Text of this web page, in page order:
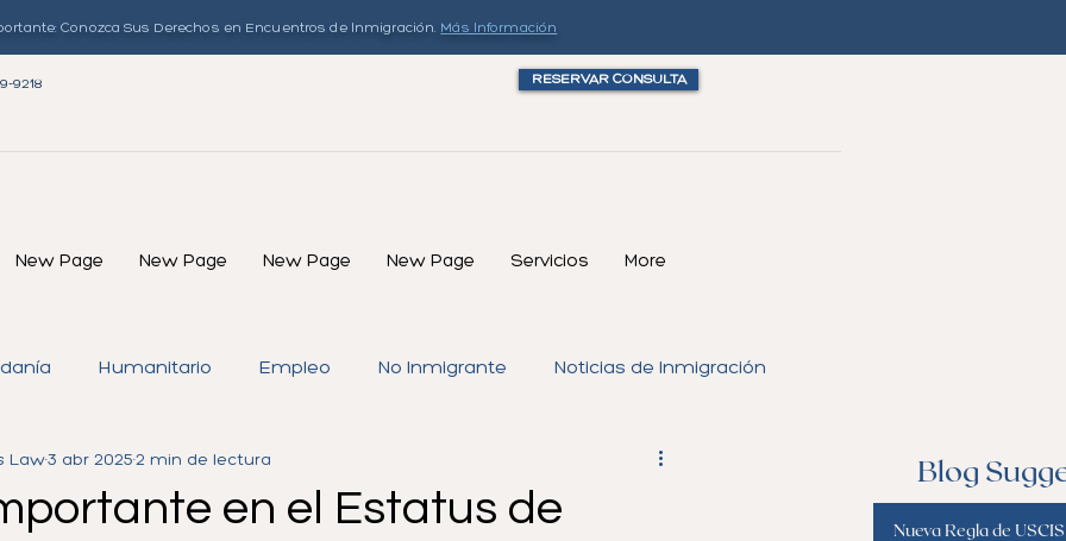
Conozca Sus Derechos en Encuentros de Inmigración. Más Información
9218 RESERVAR CONSULTA
New Page New Page New Page New Page Servicios More
Humanitario Empleo No Inmigrante Noticias de Inmigración
Permanente (Green Card)
en el Estatus de
Law3 abr 2025 2 min de lectura Blog
Nueva Regla de